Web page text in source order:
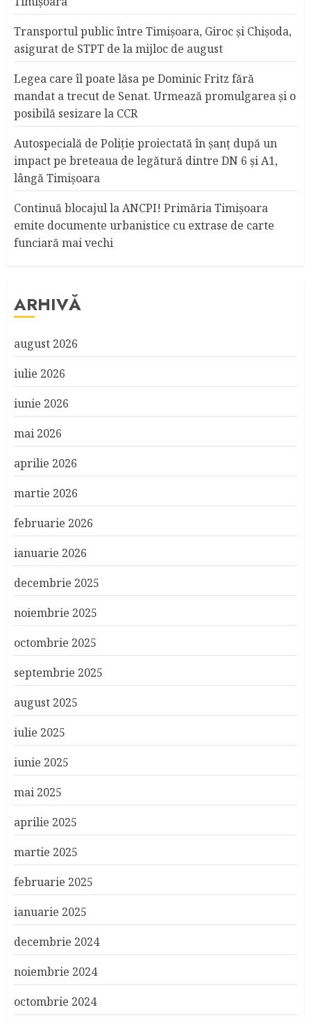
Transportul public între Timişoara, Giroc şi Chişoda,
asigurat de STPT de la mijloc de august
Legea care îl poate lăsa pe Dominic Fritz fără
mandat a trecut de Senat. Urmează promulgarea și o
posibilă sesizare la CCR
Autospecială de Poliție proiectată în șanț după un
impact pe breteaua de legătură dintre DN 6 și A1,
lângă Timișoara
Continuă blocajul la ANCPI! Primăria Timişoara
emite documente urbanistice cu extrase de carte
funciară mai vechi
ARHIVĂ
august 2026
iulie 2026
iunie 2026
mai 2026
aprilie 2026
martie 2026
februarie 2026
ianuarie 2026
decembrie 2025
noiembrie 2025
octombrie 2025
septembrie 2025
august 2025
iulie 2025
iunie 2025
mai 2025
aprilie 2025
martie 2025
februarie 2025
ianuarie 2025
decembrie 2024
noiembrie 2024
octombrie 2024